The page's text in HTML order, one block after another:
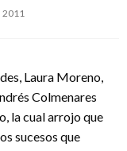
2011
Laura Moreno,
Colmenares
la cual arrojo que
sucesos que